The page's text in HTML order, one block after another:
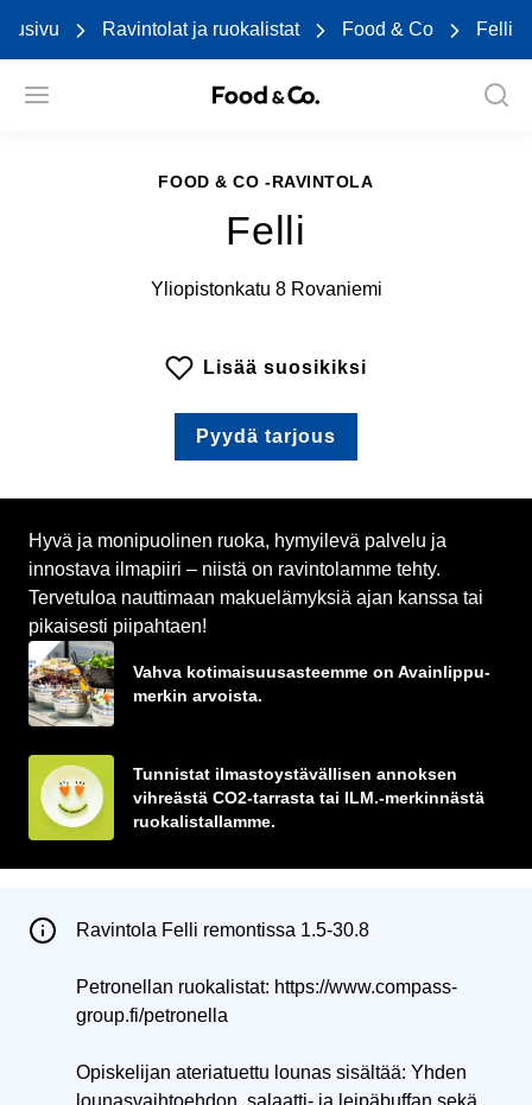
Ravintolat ja ruokalistat Food & Co Felli
FOOD & CO -RAVINTOLA
Felli
Yliopistonkatu 8 Rovaniemi
Lisää suosikiksi
Pyydä tarjous
Hyvä ja monipuolinen ruoka, hymyilevä palvelu ja
innostava ilmapiiri – niistä on ravintolamme tehty.
Tervetuloa nauttimaan makuelämyksiä ajan kanssa tai
pikaisesti piipahtaen!
Vahva kotimaisuusasteemme on Avainlippu-
merkin arvoista.
Tunnistat ilmastoystävällisen annoksen
vihreästä CO2-tarrasta tai ILM.-merkinnästä
ruokalistallamme.
Ravintola Felli remontissa 1.5-30.8
Petronellan ruokalistat: https://www.compass-
group.fi/petronella
Opiskelijan ateriatuettu lounas sisältää: Yhden
lounasvaihtoehdon, salaatti- ja leipäbuffan sekä